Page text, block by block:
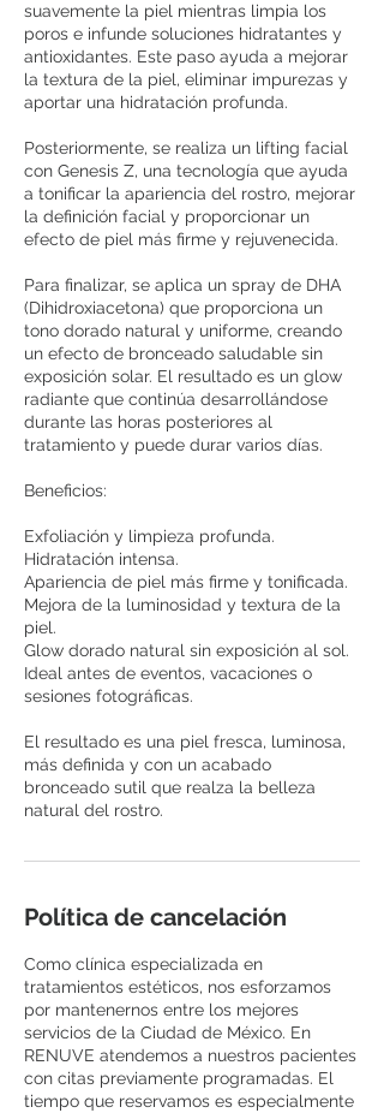
suavemente la piel mientras limpia los
poros e infunde soluciones hidratantes y
antioxidantes. Este paso ayuda a mejorar
la textura de la piel, eliminar impurezas y
aportar una hidratación profunda.
Posteriormente, se realiza un lifting facial
con Genesis Z, una tecnología que ayuda
a tonificar la apariencia del rostro, mejorar
la definición facial y proporcionar un
efecto de piel más firme y rejuvenecida.
Para finalizar, se aplica un spray de DHA
(Dihidroxiacetona) que proporciona un
tono dorado natural y uniforme, creando
un efecto de bronceado saludable sin
exposición solar. El resultado es un glow
radiante que continúa desarrollándose
durante las horas posteriores al
tratamiento y puede durar varios días.
Beneficios:
Exfoliación y limpieza profunda.
Hidratación intensa.
Apariencia de piel más firme y tonificada.
Mejora de la luminosidad y textura de la
piel.
Glow dorado natural sin exposición al sol.
Ideal antes de eventos, vacaciones o
sesiones fotográficas.
El resultado es una piel fresca, luminosa,
más definida y con un acabado
bronceado sutil que realza la belleza
natural del rostro.
Política de cancelación
Como clínica especializada en
tratamientos estéticos, nos esforzamos
por mantenernos entre los mejores
servicios de la Ciudad de México. En
RENUVE atendemos a nuestros pacientes
con citas previamente programadas. El
tiempo que reservamos es especialmente